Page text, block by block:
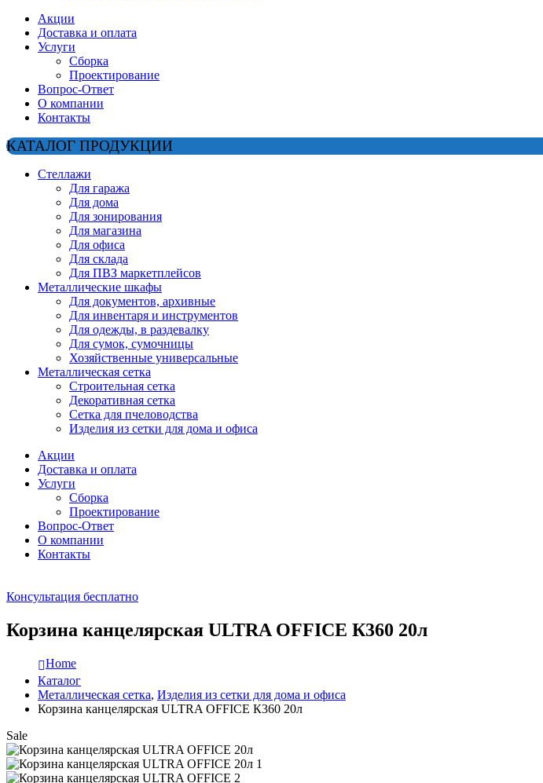
Акции
Доставка и оплата
Услуги
Сборка
Проектирование
Вопрос-Ответ
О компании
Контакты
КАТАЛОГ ПРОДУКЦИИ
Стеллажи
Для гаража
Для дома
Для зонирования
Для магазина
Для офиса
Для склада
Для ПВЗ маркетплейсов
Металлические шкафы
Для документов, архивные
Для инвентаря и инструментов
Для одежды, в раздевалку
Для сумок, сумочницы
Хозяйственные универсальные
Металлическая сетка
Строительная сетка
Декоративная сетка
Сетка для пчеловодства
Изделия из сетки для дома и офиса
Акции
Доставка и оплата
Услуги
Сборка
Проектирование
Вопрос-Ответ
О компании
Контакты
Консультация бесплатно
Корзина канцелярская ULTRA OFFICE К360 20л
Home
Каталог
Металлическая сетка, Изделия из сетки для дома и офиса
Корзина канцелярская ULTRA OFFICE К360 20л
Sale